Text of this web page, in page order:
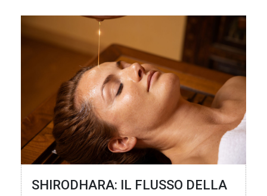
SHIRODHARA: IL FLUSSO DELLA